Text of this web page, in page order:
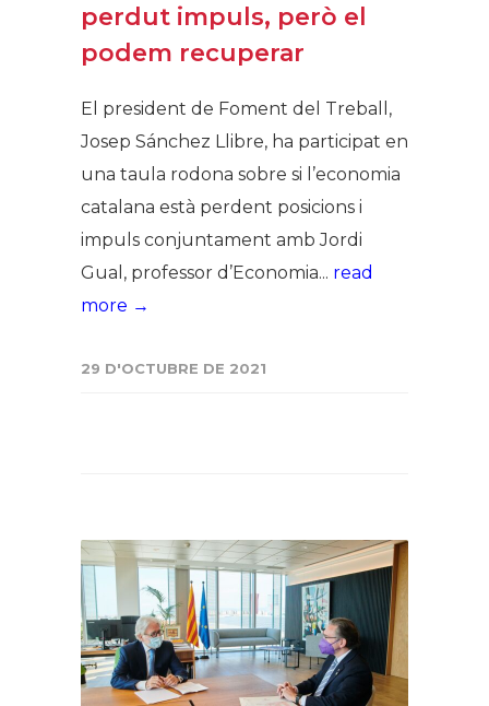
perdut impuls, però el
podem recuperar
El president de Foment del Treball,
Josep Sánchez Llibre, ha participat en
una taula rodona sobre si l’economia
catalana està perdent posicions i
impuls conjuntament amb Jordi
Gual, professor d’Economia... read
more →
29 D'OCTUBRE DE 2021